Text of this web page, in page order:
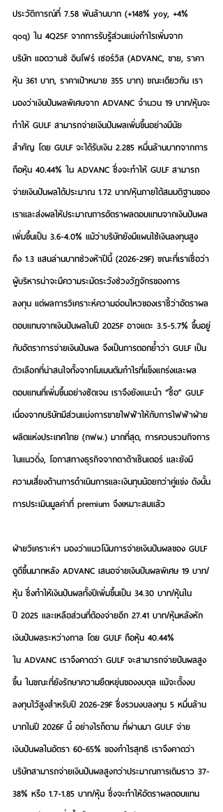
ประวัติการณ์ที่ 7.58 พันล้านบาท (+148% yoy, +4%
qoq) ใน 4Q25F จากการรับรู้ส่วนแบ่งกำไรเพิ่มจาก
บริษัท แอดวานซ์ อินโฟร์ เซอร์วิส (ADVANC, ขาย, ราคา
หุ้น 361 บาท, ราคาเป้าหมาย 355 บาท) ขณะเดียวกัน เรา
มองว่าเงินปันผลพิเศษจาก ADVANC จำนวน 19 บาท/หุ้นจะ
ทำให้ GULF สามารถจ่ายเงินปันผลเพิ่มขึ้นอย่างมีนัย
สำคัญ โดย GULF จะได้รับเงิน 2.285 หมื่นล้านบาทจากการ
ถือหุ้น 40.44% ใน ADVANC ซึ่งจะทำให้ GULF สามารถ
จ่ายเงินปันผลได้ประมาณ 1.72 บาท/หุ้นภายใต้สมมติฐานของ
เราและส่งผลให้ประมาณการอัตราผลตอบแทนจากเงินปันผล
เพิ่มขึ้นเป็น 3.6-4.0% แม้ว่าบริษัทยังมีแผนใช้เงินลงทุนสูง
ถึง 1.3 แสนล่านบาทช่วงห้าปีนี้ (2026-29F) ขณะที่เราเชื่อว่า
ผู้บริหารน่าจะมีความระมัดระวังช่วงวัฏจักรของการ
ลงทุน แต่ผลการวิเคราะห์ความอ่อนไหวของเราชี้ว่าอัตราผล
ตอบแทนจากเงินปันผลในปี 2025F อาจแตะ 3.5-5.7% ขึ้นอยู่
กับอัตราการจ่ายเงินปันผล จึงเป็นการตอกย้ำว่า GULF เป็น
ตัวเลือกที่น่าสนใจทั้งจากโมเมนตัมกำไรที่แข็งแกร่งและผล
ตอบแทนที่เพิ่มขึ้นอย่างชัดเจน เราจึงยังแนะนำ “ซื้อ” GULF
เนื่องจากบริษัทมีส่วนแบ่งการขายไฟฟ้าให้กับการไฟฟ้าฝ่าย
ผลิตแห่งประเทศไทย (กฟผ.) มากที่สุด, การควบรวมกิจการ
ในแนวดิ่ง, โอกาสทางธุรกิจจากดาต้าเซ็นเตอร์ และยังมี
ความเสี่ยงด้านการดำเนินการและเงินทุนน้อยกว่าคู่แข่ง ดังนั้น
การประเมินมูลค่าที่ premium จึงเหมาะสมแล้ว
ฝ่ายวิเคราะห์ฯ มองว่าแนวโน้มการจ่ายเงินปันผลของ GULF
ดูดีขึ้นมากหลัง ADVANC เสนอจ่ายเงินปันผลพิเศษ 19 บาท/
หุ้น ซึ่งทำให้เงินปันผลทั้งปีเพิ่มขึ้นเป็น 34.30 บาท/หุ้นใน
ปี 2025 และเหลือส่วนที่ต้องจ่ายอีก 27.41 บาท/หุ้นหลังหัก
เงินปันผลระหว่างกาล โดย GULF ถือหุ้น 40.44%
ใน ADVANC เราจึงคาดว่า GULF จะสามารถจ่ายปันผลสูง
ขึ้น ในขณะที่ยังรักษาความยืดหยุ่นของงบดุล แม้จะตั้งงบ
ลงทุนไว้สูงสำหรับปี 2026-29F ซึ่งรวมงบลงทุน 5 หมื่นล้าน
บาทในปี 2026F นี้ อย่างไรก็ตาม ที่ผ่านมา GULF จ่าย
เงินปันผลในอัตรา 60-65% ของกำไรสุทธิ เราจึงคาดว่า
บริษัทสามารถจ่ายเงินปันผลสูงกว่าประมาณการเดิมราว 37-
38% หรือ 1.7-1.85 บาท/หุ้น ซึ่งจะทำให้อัตราผลตอบแทน